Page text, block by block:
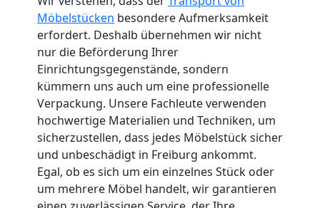
Möbelstücken besondere Aufmerksamkeit
erfordert. Deshalb übernehmen wir nicht
nur die Beförderung Ihrer
Einrichtungsgegenstände, sondern
kümmern uns auch um eine professionelle
Verpackung. Unsere Fachleute verwenden
hochwertige Materialien und Techniken, um
sicherzustellen, dass jedes Möbelstück sicher
und unbeschädigt in Freiburg ankommt.
Egal, ob es sich um ein einzelnes Stück oder
um mehrere Möbel handelt, wir garantieren
Leonding
Umzug
und
Lagerung
Leonding